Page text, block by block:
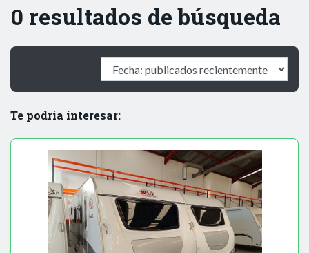
0 resultados de búsqueda
Te podría interesar: